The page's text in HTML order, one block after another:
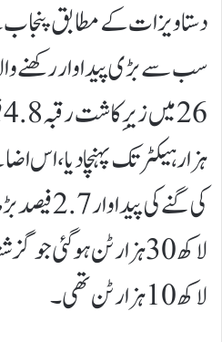
دستاویزات کے مطابق
ہزار ہیکٹر تک پہنچا دیا،
لاکھ 10 ہزار ٹن تھی۔